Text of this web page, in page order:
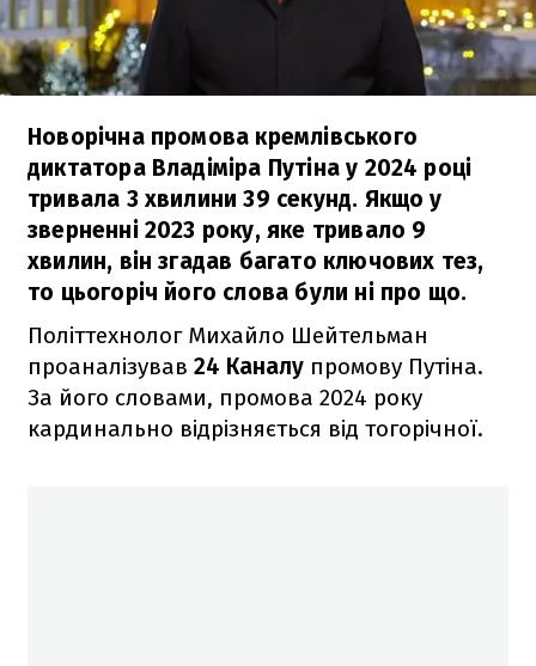
Новорічна промова кремлівського
диктатора Владіміра Путіна у 2024 році
тривала 3 хвилини 39 секунд. Якщо у
зверненні 2023 року, яке тривало 9
хвилин, він згадав багато ключових тез,
то цьогоріч його слова були ні про що.
Політтехнолог Михайло Шейтельман
проаналізував 24 Каналу промову Путіна.
За його словами, промова 2024 року
кардинально відрізняється від тогорічної.